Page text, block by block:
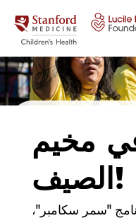
مخيم
الصيف!
"سمر سكامبر"،